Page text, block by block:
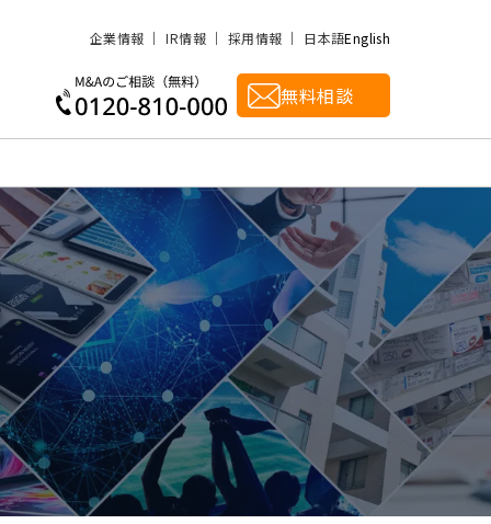
企業情報 IR情報 採用情報 日本語English
無料相談